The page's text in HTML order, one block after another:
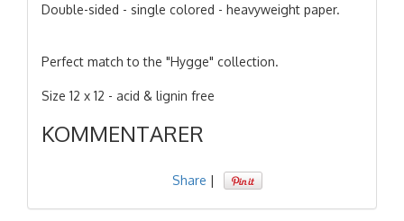
Double-sided - single colored - heavyweight paper.
Perfect match to the "Hygge" collection.
Size 12 x 12 - acid & lignin free
KOMMENTARER
Share |